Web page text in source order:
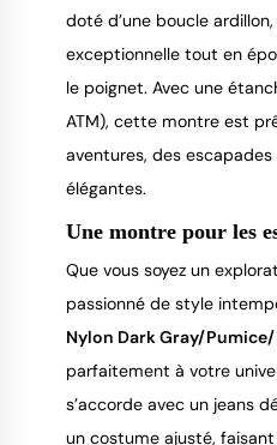
doté d’une boucle
exceptionnelle tout en
le poignet. Avec une
ATM), cette montre est
aventures, des
élégantes.
Une montre pour les
Que vous soyez un
passionné de style
Nylon Dark Gray/
parfaitement à votre
s’accorde avec un jeans
un costume ajusté, faisant